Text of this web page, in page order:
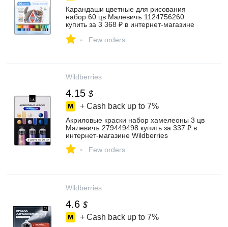
Карандаши цветные для рисования
набор 60 цв Малевичъ 1124756260
купить за 3 368 ₽ в интернет‑магазине
- Few orders
Wildberries
4.15 $
+ Cash back up to 7%
Акриловые краски набор хамелеоны 3 цв
Малевичъ 279449498 купить за 337 ₽ в
интернет‑магазине Wildberries
- Few orders
Wildberries
4.6 $
+ Cash back up to 7%